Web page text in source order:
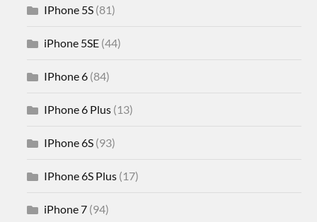
IPhone 5S (81)
iPhone 5SE (44)
IPhone 6 (84)
IPhone 6 Plus (13)
IPhone 6S (93)
IPhone 6S Plus (17)
iPhone 7 (94)